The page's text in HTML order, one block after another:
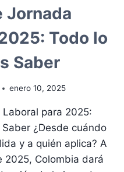
Jornada
Todo lo
Saber
enero 10, 2025
para 2025:
¿Desde cuándo
y a quién aplica? A
2025, Colombia dará